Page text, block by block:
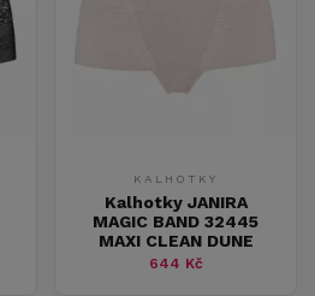
KALHOTKY
Kalhotky JANIRA
MAGIC BAND 32445
MAXI CLEAN DUNE
644 Kč